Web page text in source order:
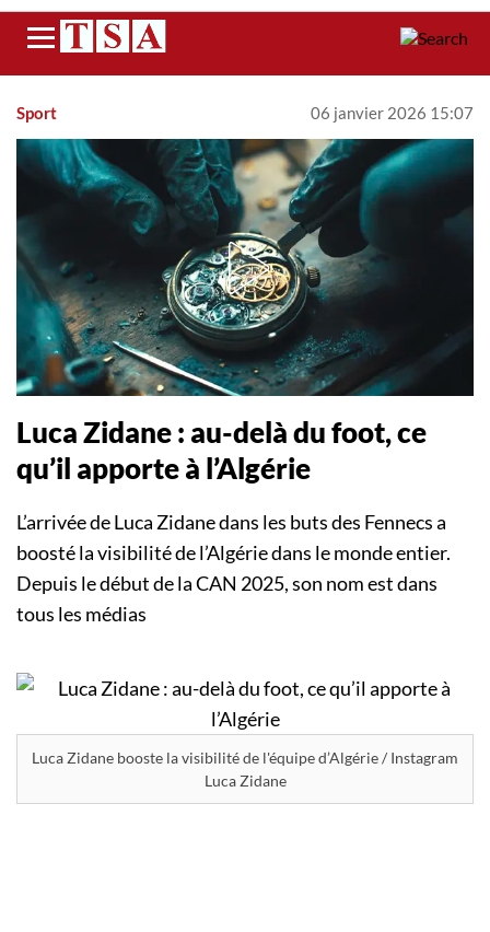
Menu
Sport 06 janvier 2026 15:07
Luca Zidane : au-delà du foot, ce
qu’il apporte à l’Algérie
L’arrivée de Luca Zidane dans les buts des Fennecs a
boosté la visibilité de l’Algérie dans le monde entier.
Depuis le début de la CAN 2025, son nom est dans
tous les médias
Luca Zidane booste la visibilité de l'équipe d’Algérie / Instagram
Luca Zidane